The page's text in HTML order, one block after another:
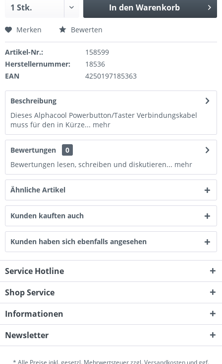
In den Warenkorb
Merken Bewerten
Artikel-Nr.:
158599
Herstellernummer:
18536
EAN
4250197185363
Beschreibung
Dieses Alphacool Powerbutton/Taster Verbindungskabel
muss für den in Kürze... mehr
Bewertungen
0
Bewertungen lesen, schreiben und diskutieren... mehr
Ähnliche Artikel
Kunden kauften auch
Kunden haben sich ebenfalls angesehen
Service Hotline
Shop Service
Informationen
Newsletter